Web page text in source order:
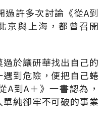
過許多次討論《從A到
京與上海，都曾召開
於讓研華找出自己的
遇到危險，便把自己蜷
A到A＋》一書認為，
純卻牢不可破的事業